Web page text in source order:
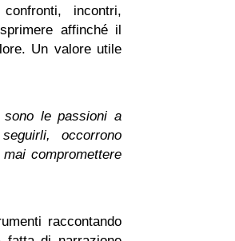
incontri,
affinché il
Un valore utile
le passioni a
occorrono
compromettere
raccontando